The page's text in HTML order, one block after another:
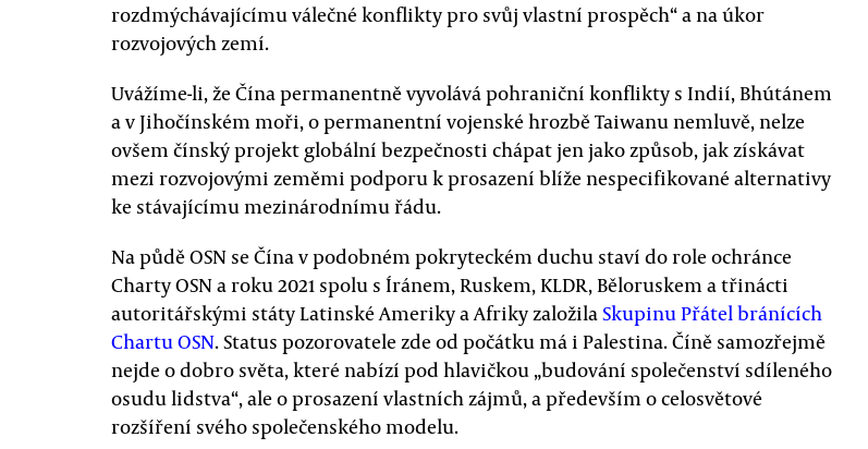
rozdmýchávajícímu válečné konflikty pro svůj vlastní prospěch“ a na úkor
rozvojových zemí.
Uvážíme-li, že Čína permanentně vyvolává pohraniční konflikty s Indií, Bhútánem
a v Jihočínském moři, o permanentní vojenské hrozbě Taiwanu nemluvě, nelze
ovšem čínský projekt globální bezpečnosti chápat jen jako způsob, jak získávat
mezi rozvojovými zeměmi podporu k prosazení blíže nespecifikované alternativy
ke stávajícímu mezinárodnímu řádu.
Na půdě OSN se Čína v podobném pokryteckém duchu staví do role ochránce
Charty OSN a roku 2021 spolu s Íránem, Ruskem, KLDR, Běloruskem a třinácti
autoritářskými státy Latinské Ameriky a Afriky založilaSkupinu Přátel bránících
Chartu OSN. Status pozorovatele zde od počátku má i Palestina. Číně samozřejmě
nejde o dobro světa, které nabízí pod hlavičkou „budování společenství sdíleného
osudu lidstva“, ale o prosazení vlastních zájmů, a především o celosvětové
rozšíření svého společenského modelu.